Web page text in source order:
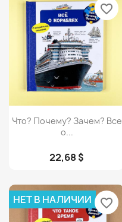
Просмотр
Что? Почему? Зачем? Все
о...
22,68 $
favorite_border
НЕТ В НАЛИЧИИ favorite_border